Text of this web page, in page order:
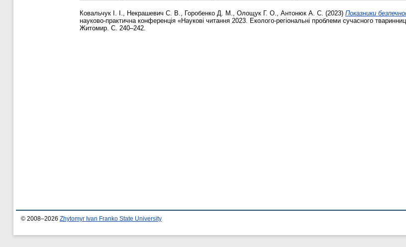
Ковальчук І. І., Некрашевич С. В., Горобенко Д. М., Олощук Г. О., Антонюк А. С. (2023) Показники
науково-практична конференція «Наукові читання 2023. Еколого-регіональні проблеми сучасного
Житомир. С. 240–242.
© 2008–2026 Zhytomyr Ivan Franko State University